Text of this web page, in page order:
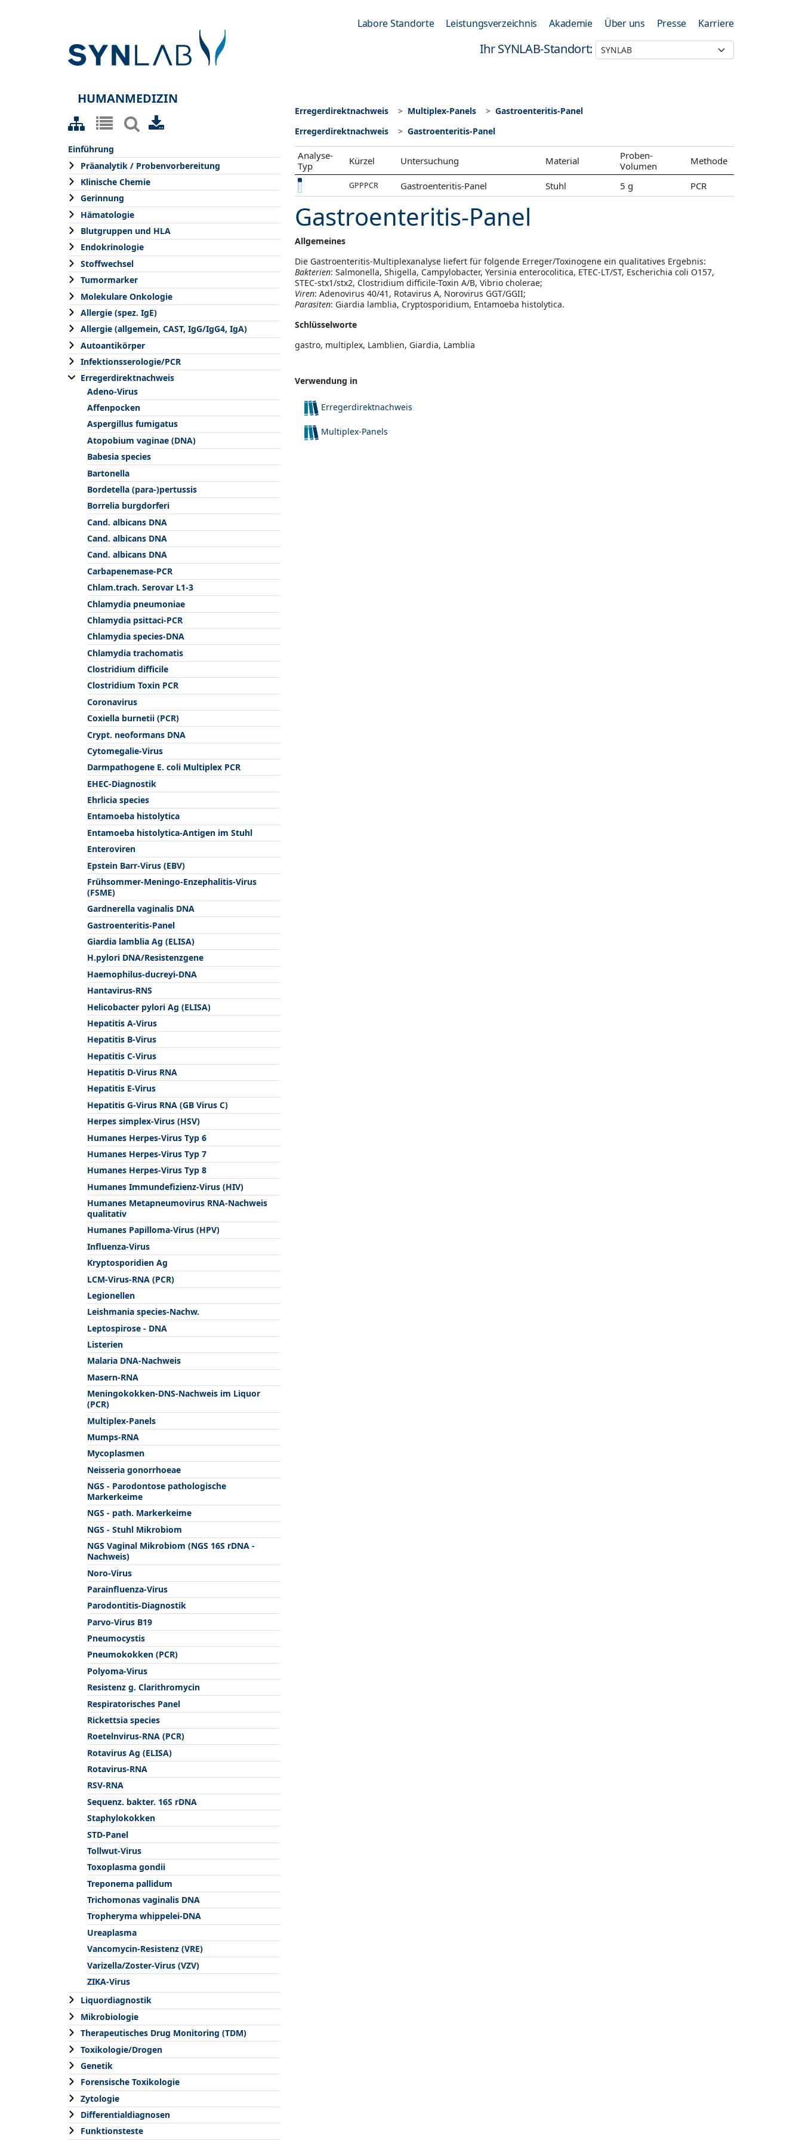
Labore Standorte Leistungsverzeichnis Akademie Über uns Presse Karriere
Ihr SYNLAB-Standort:
HUMANMEDIZIN
Einführung
Präanalytik / Probenvorbereitung
Klinische Chemie
Gerinnung
Hämatologie
Blutgruppen und HLA
Endokrinologie
Stoffwechsel
Tumormarker
Molekulare Onkologie
Allergie (spez. IgE)
Allergie (allgemein, CAST, IgG/IgG4, IgA)
Autoantikörper
Infektionsserologie/PCR
Erregerdirektnachweis
Adeno-Virus
Affenpocken
Aspergillus fumigatus
Atopobium vaginae (DNA)
Babesia species
Bartonella
Bordetella (para-)pertussis
Borrelia burgdorferi
Cand. albicans DNA
Cand. albicans DNA
Cand. albicans DNA
Carbapenemase-PCR
Chlam.trach. Serovar L1-3
Chlamydia pneumoniae
Chlamydia psittaci-PCR
Chlamydia species-DNA
Chlamydia trachomatis
Clostridium difficile
Clostridium Toxin PCR
Coronavirus
Coxiella burnetii (PCR)
Crypt. neoformans DNA
Cytomegalie-Virus
Darmpathogene E. coli Multiplex PCR
EHEC-Diagnostik
Ehrlicia species
Entamoeba histolytica
Entamoeba histolytica-Antigen im Stuhl
Enteroviren
Epstein Barr-Virus (EBV)
Frühsommer-Meningo-Enzephalitis-Virus
(FSME)
Gardnerella vaginalis DNA
Gastroenteritis-Panel
Giardia lamblia Ag (ELISA)
H.pylori DNA/Resistenzgene
Haemophilus-ducreyi-DNA
Hantavirus-RNS
Helicobacter pylori Ag (ELISA)
Hepatitis A-Virus
Hepatitis B-Virus
Hepatitis C-Virus
Hepatitis D-Virus RNA
Hepatitis E-Virus
Hepatitis G-Virus RNA (GB Virus C)
Herpes simplex-Virus (HSV)
Humanes Herpes-Virus Typ 6
Humanes Herpes-Virus Typ 7
Humanes Herpes-Virus Typ 8
Humanes Immundefizienz-Virus (HIV)
Humanes Metapneumovirus RNA-Nachweis
qualitativ
Humanes Papilloma-Virus (HPV)
Influenza-Virus
Kryptosporidien Ag
LCM-Virus-RNA (PCR)
Legionellen
Leishmania species-Nachw.
Leptospirose - DNA
Listerien
Malaria DNA-Nachweis
Masern-RNA
Meningokokken-DNS-Nachweis im Liquor
(PCR)
Multiplex-Panels
Mumps-RNA
Mycoplasmen
Neisseria gonorrhoeae
NGS - Parodontose pathologische
Markerkeime
NGS - path. Markerkeime
NGS - Stuhl Mikrobiom
NGS Vaginal Mikrobiom (NGS 16S rDNA -
Nachweis)
Noro-Virus
Parainfluenza-Virus
Parodontitis-Diagnostik
Parvo-Virus B19
Pneumocystis
Pneumokokken (PCR)
Polyoma-Virus
Resistenz g. Clarithromycin
Respiratorisches Panel
Rickettsia species
Roetelnvirus-RNA (PCR)
Rotavirus Ag (ELISA)
Rotavirus-RNA
RSV-RNA
Sequenz. bakter. 16S rDNA
Staphylokokken
STD-Panel
Tollwut-Virus
Toxoplasma gondii
Treponema pallidum
Trichomonas vaginalis DNA
Tropheryma whippelei-DNA
Ureaplasma
Vancomycin-Resistenz (VRE)
Varizella/Zoster-Virus (VZV)
ZIKA-Virus
Liquordiagnostik
Mikrobiologie
Therapeutisches Drug Monitoring (TDM)
Toxikologie/Drogen
Genetik
Forensische Toxikologie
Zytologie
Differentialdiagnosen
Funktionsteste
Erregerdirektnachweis Multiplex-Panels
Gastroenteritis-Panel
Erregerdirektnachweis
Gastroenteritis-Panel
Analyse-
Typ
Kürzel Untersuchung Material
Proben-
Volumen
Methode
GPPPCR Gastroenteritis-Panel Stuhl 5 g PCR
Gastroenteritis-Panel
Allgemeines
Die Gastroenteritis-Multiplexanalyse liefert für folgende Erreger/Toxinogene ein qualitatives Ergebnis:
Bakterien: Salmonella, Shigella, Campylobacter, Yersinia enterocolitica, ETEC-LT/ST, Escherichia coli O157,
STEC-stx1/stx2, Clostridium difficile-Toxin A/B, Vibrio cholerae;
Viren: Adenovirus 40/41, Rotavirus A, Norovirus GGT/GGII;
Parasiten: Giardia lamblia, Cryptosporidium, Entamoeba histolytica.
Schlüsselworte
gastro, multiplex, Lamblien, Giardia, Lamblia
Verwendung in
Erregerdirektnachweis
Multiplex-Panels